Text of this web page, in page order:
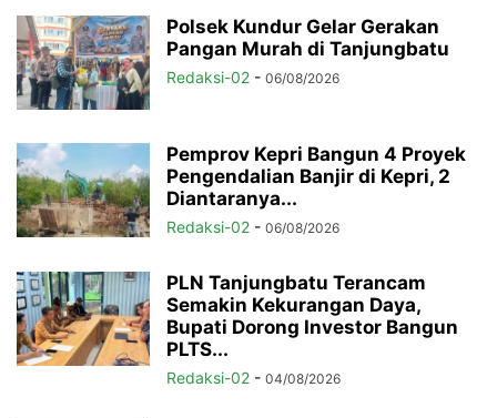
Polsek Kundur Gelar Gerakan
Pangan Murah di Tanjungbatu
Redaksi-02 - 06/08/2026
Pemprov Kepri Bangun 4 Proyek
Pengendalian Banjir di Kepri, 2
Diantaranya...
Redaksi-02 - 06/08/2026
PLN Tanjungbatu Terancam
Semakin Kekurangan Daya,
Bupati Dorong Investor Bangun
PLTS...
Redaksi-02 - 04/08/2026